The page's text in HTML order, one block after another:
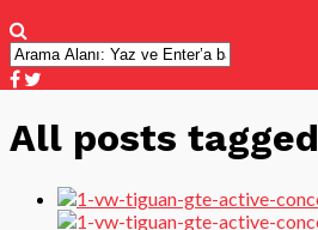
All posts